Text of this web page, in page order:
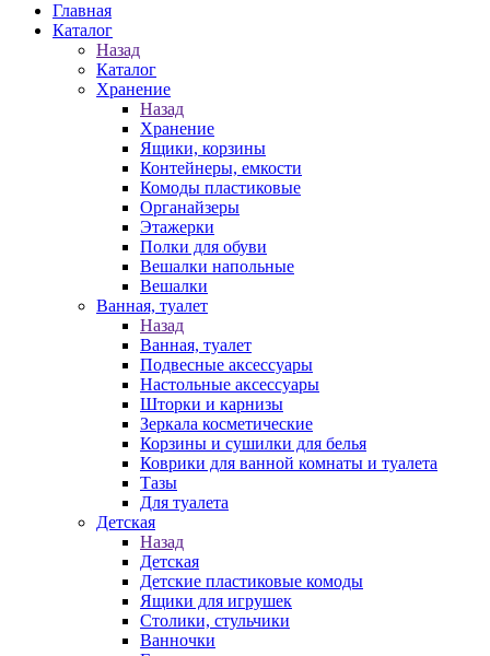
Главная
Каталог
Назад
Каталог
Хранение
Назад
Хранение
Ящики, корзины
Контейнеры, емкости
Комоды пластиковые
Органайзеры
Этажерки
Полки для обуви
Вешалки напольные
Вешалки
Ванная, туалет
Назад
Ванная, туалет
Подвесные аксессуары
Настольные аксессуары
Шторки и карнизы
Зеркала косметические
Корзины и сушилки для белья
Коврики для ванной комнаты и туалета
Тазы
Для туалета
Детская
Назад
Детская
Детские пластиковые комоды
Ящики для игрушек
Столики, стульчики
Ванночки